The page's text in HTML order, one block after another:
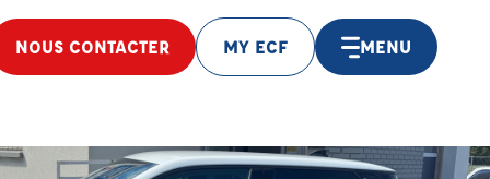
NOUS CONTACTER MY ECF MENU